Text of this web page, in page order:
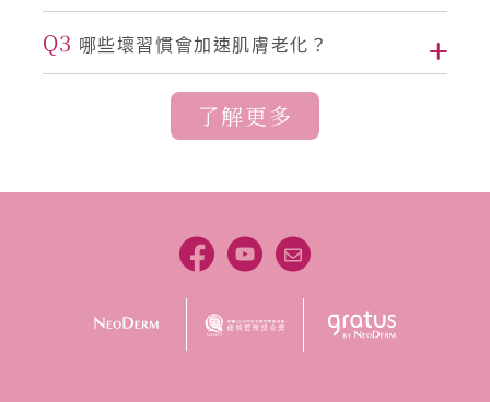
Q3 哪些壞習慣會加速肌膚老化？
了解更多